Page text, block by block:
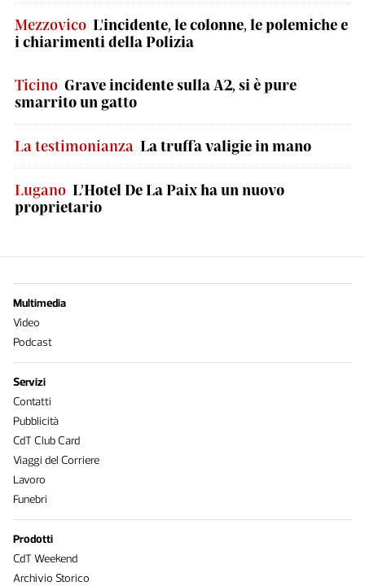
Mezzovico L'incidente, le colonne, le polemiche e
i chiarimenti della Polizia
Ticino Grave incidente sulla A2, si è pure
smarrito un gatto
La testimonianza La truffa valigie in mano
Lugano L’Hotel De La Paix ha un nuovo
proprietario
Multimedia
Video
Podcast
Servizi
Contatti
Pubblicità
CdT Club Card
Viaggi del Corriere
Lavoro
Funebri
Prodotti
CdT Weekend
Archivio Storico